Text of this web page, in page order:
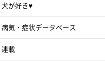
犬が好き♥
病気・症状データベース
連載